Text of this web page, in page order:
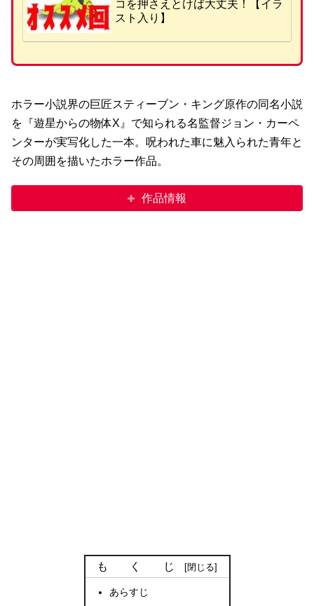
コを押さえとけば大丈夫！【イラ
スト入り】
ホラー小説界の巨匠スティーブン・キング原作の同名小説
を『遊星からの物体X』で知られる名監督ジョン・カーペ
ンターが実写化した一本。呪われた車に魅入られた青年と
その周囲を描いたホラー作品。
作品情報
も く じ
あらすじ